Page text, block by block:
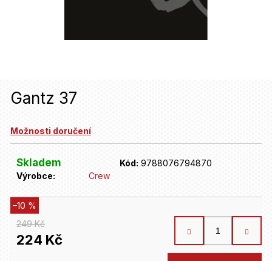
Gantz 37
Možnosti doručení
Skladem Kód: 9788076794870
Výrobce:
Crew
249 Kč
–10 %
224 Kč
n
a
j
?
HLEDAT